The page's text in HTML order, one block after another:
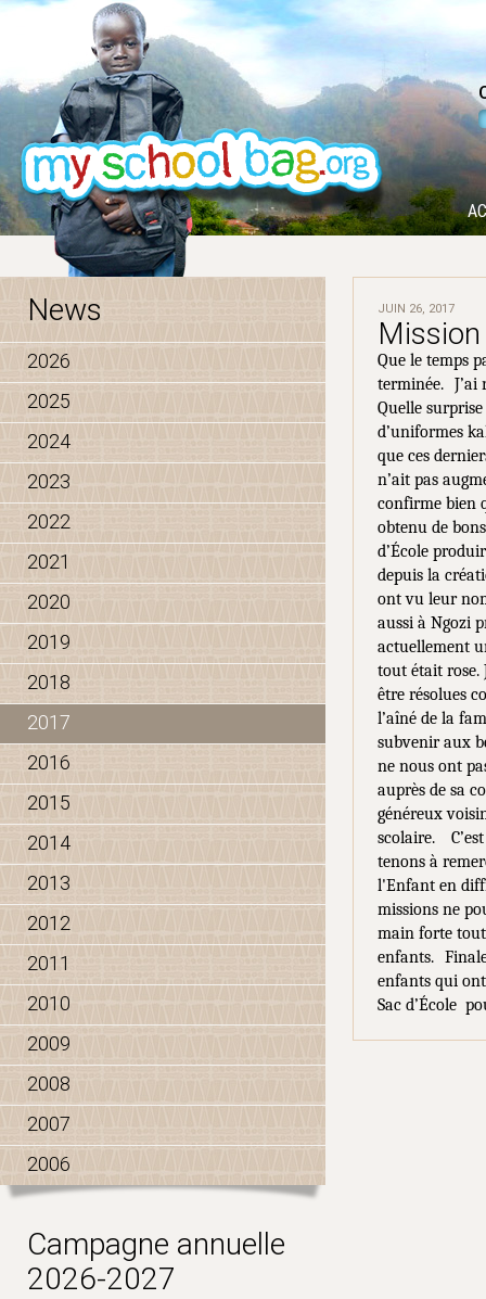
News
2026
2025
2024
2023
2022
2021
2020
2019
2018
2017
2016
2015
2014
2013
2012
2011
2010
2009
2008
2007
2006
Campagne annuelle
2026-2027
JUIN 26, 2017
Que le temps
terminée.
Quelle
d’uniformes
que ces
n’ait pas
confirme bien
obtenu de
d’École
depuis la
ont vu leur
aussi à Ngozi
actuellement
tout était rose.
être résolues
l’aîné de la
subvenir aux
ne nous ont
auprès de sa
généreux
scolaire.
tenons à
l'Enfant en
missions ne
main forte tout
enfants.
enfants qui
Sac d’École